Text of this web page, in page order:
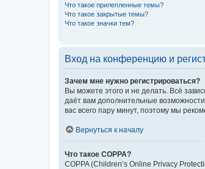
Что такое прилепленные темы?
Что такое закрытые темы?
Что такое значки тем?
Вход на конференцию и
Зачем мне нужно регистрироваться?
Вы можете этого и не делать. Всё
даёт вам дополнительные
вас всего пару минут, поэтому мы
Вернуться к началу
Что такое COPPA?
COPPA (Children’s Online Privacy